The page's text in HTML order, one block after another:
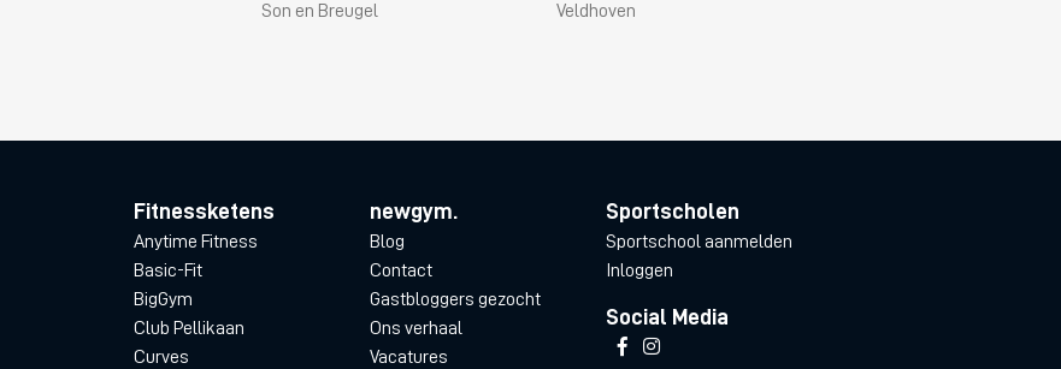
Son en Breugel Veldhoven
Fitnessketens
Anytime Fitness
Basic-Fit
BigGym
Club Pellikaan
Curves
newgym.
Blog
Contact
Gastbloggers gezocht
Ons verhaal
Vacatures
Sportscholen
Sportschool aanmelden
Inloggen
Social Media